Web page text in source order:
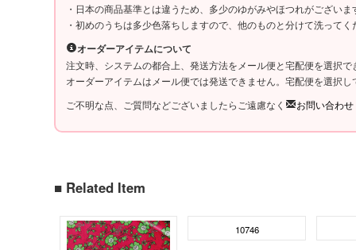
・日本の商品基準とは違うため、多少のゆがみやほつれがございま
・初めのうちは多少色落ちしますので、他のものと分けて洗ってく
オーダーアイテムについて
注文時、システムの都合上、発送方法をメール便と宅配便を選択
オーダーアイテムはメール便では発送できません。宅配便を選択し
ご不明な点、ご質問などございましたらご遠慮なく
お問い合わせ
■ Related Item
10746